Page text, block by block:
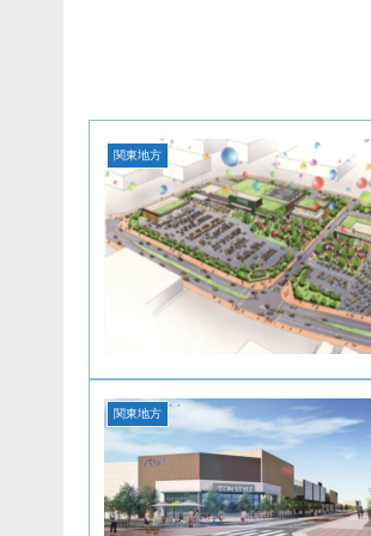
関東地方
関東地方